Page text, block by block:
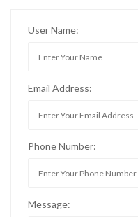
User Name:
Email Address:
Phone Number:
Message: